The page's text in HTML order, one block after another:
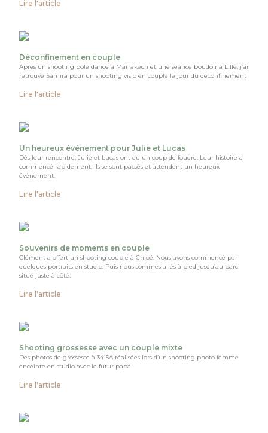
Lire l'article
Déconfinement en couple
Après un shooting pole dance à Marrakech et une séance boudoir à Lille, j’ai
retrouvé Samira pour un shooting visio en couple le jour du déconfinement
Lire l'article
Un heureux événement pour Julie et Lucas
Dès leur rencontre, Julie et Lucas ont eu un coup de foudre. Leur histoire a
commencé rapidement, ils se sont pacsés et attendent un heureux
événement.
Lire l'article
Souvenirs de moments en couple
Clément a offert un shooting couple à Chloé. Nous avons commencé par
quelques portraits en studio. Puis nous sommes allés à pied jusqu’au parc
situé juste à côté.
Lire l'article
Shooting grossesse avec un couple mixte
Des photos de grossesse à 34 SA réalisées lors d’un shooting photo femme
enceinte en studio avec le futur papa
Lire l'article